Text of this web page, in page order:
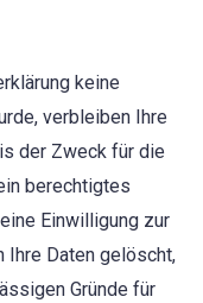
keine
verbleiben Ihre
der Zweck für die
berechtigtes
Einwilligung zur
Ihre Daten gelöscht,
Gründe für